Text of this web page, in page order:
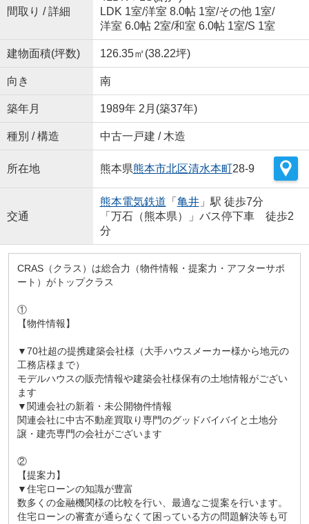
間取り / 詳細
LDK 1室/洋室 8.0帖 1室/その他 1室/
洋室 6.0帖 2室/和室 6.0帖 1室/S 1室
建物面積(坪数) 126.35㎡(38.22坪)
向き 南
築年月 1989年 2月(築37年)
種別 / 構造 中古一戸建 / 木造
所在地 熊本県熊本市北区清水本町28-9
交通
熊本電気鉄道 「 亀井」駅 徒歩7分
「万石（熊本県）」バス停下車 徒歩2
分
CRAS（クラス）は総合力（物件情報・提案力・アフターサポ
ート）がトップクラス
①
【物件情報】
▼70社超の提携建築会社様（大手ハウスメーカー様から地元の
工務店様まで）
モデルハウスの販売情報や建築会社様保有の土地情報がござい
ます
▼関連会社の新着・未公開物件情報
関連会社に中古不動産買取り専門のグッドバイバイと土地分
譲・建売専門の会社がございます
②
【提案力】
▼住宅ローンの知識が豊富
数多くの金融機関様の比較を行い、最適なご提案を行います。
住宅ローンの審査が通らなくて困っている方の問題解決等も可